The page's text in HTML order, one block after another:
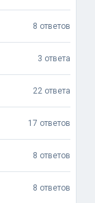
8 ответов
3 ответа
22 ответа
17 ответов
8 ответов
8 ответов